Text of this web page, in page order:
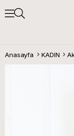
Anasayfa KADIN